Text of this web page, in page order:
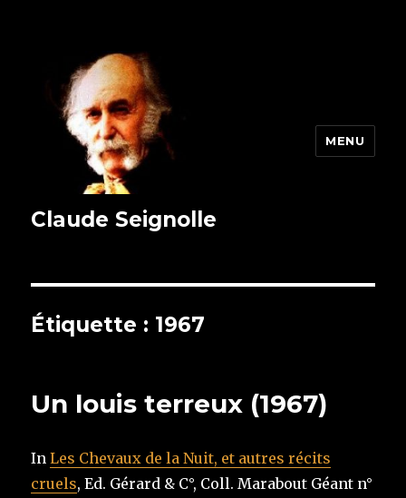
Claude Seignolle
MENU
Étiquette : 1967
Un louis terreux (1967)
InLes Chevaux de la Nuit, et autres récits
cruels, Ed. Gérard & C°, Coll. Marabout Géant n°